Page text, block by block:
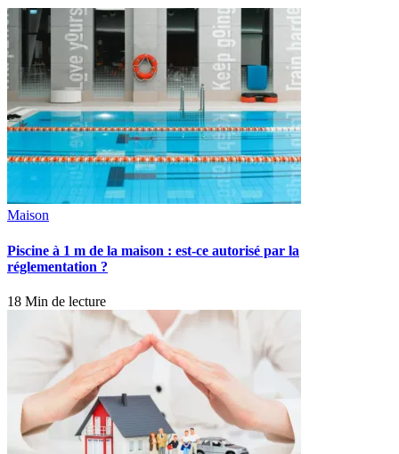
Maison
Piscine à 1 m de la maison : est-ce autorisé par la
réglementation ?
18 Min de lecture